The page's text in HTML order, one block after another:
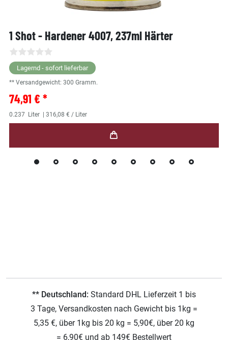
1 Shot - Hardener 4007, 237ml Härter
Lagernd - sofort lieferbar
** Versandgewicht: 300 Gramm.
74,91 € *
0.237 Liter | 316,08 € / Liter
** Deutschland: Standard DHL Lieferzeit 1 bis
3 Tage, Versandkosten nach Gewicht bis 1kg =
5,35 €, über 1kg bis 20 kg = 5,90€, über 20 kg
= 6,90€ und ab 149€ Bestellwert